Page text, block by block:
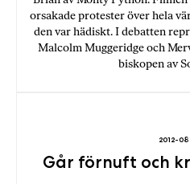
orsakade protester över hela
den var hädiskt. I debatten
Malcolm Muggeridge och
biskopen av
2012-
Går förnuft och